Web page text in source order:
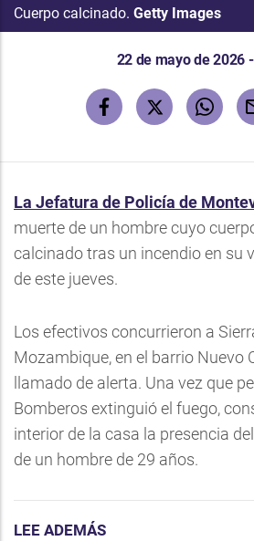
Cuerpo calcinado. Getty Images
22 de mayo de 2026
La Jefatura de Policía de
muerte de un hombre cuyo
calcinado tras un incendio en su
de este jueves.
Los efectivos concurrieron a
Mozambique, en el barrio Nuevo
llamado de alerta. Una vez que
Bomberos extinguió el fuego,
interior de la casa la presencia
de un hombre de 29 años.
LEE ADEMÁS